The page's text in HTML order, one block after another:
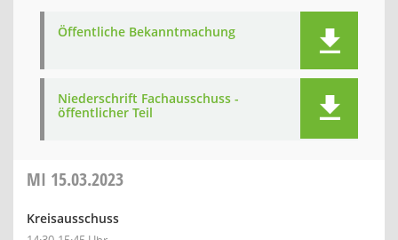
Öffentliche Bekanntmachung
Niederschrift Fachausschuss -
öffentlicher Teil
MI 15.03.2023
Kreisausschuss